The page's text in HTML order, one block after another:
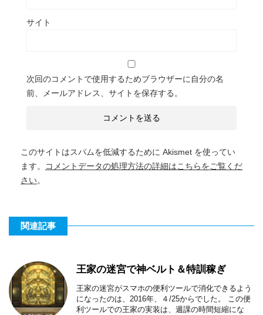
サイト
次回のコメントで使用するためブラウザーに自分の名
前、メールアドレス、サイトを保存する。
このサイトはスパムを低減するために Akismet を使ってい
ます。
コメントデータの処理方法の詳細はこちらをご覧くだ
さい。
関連記事
王家の迷宮で神ベルト＆特訓稼ぎ
王家の迷宮がスマホの便利ツールで消化できるよう
になったのは、2016年、４/25からでした。 この便
利ツールでの王家の実装は、週課の時間短縮にな